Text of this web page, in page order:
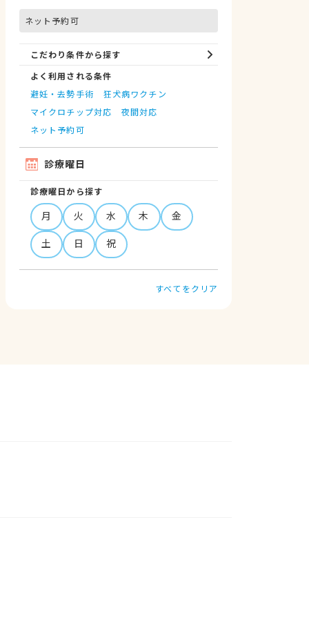
ネット予約可
こだわり条件から探す
よく利用される条件
避妊・去勢手術
狂犬病ワクチン
マイクロチップ対応
夜間対応
ネット予約可
診療曜日
診療曜日から探す
月 火 水 木
金
土
日 祝
すべてをクリア